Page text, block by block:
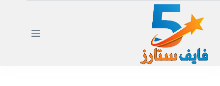
المحتوى